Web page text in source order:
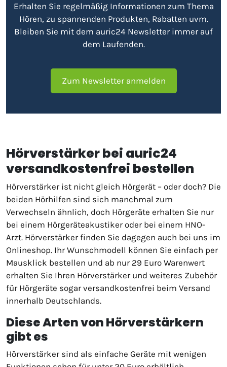
Erhalten Sie regelmäßig Informationen zum Thema
Hören, zu spannenden Produkten, Rabatten uvm.
Bleiben Sie mit dem auric24 Newsletter immer auf
dem Laufenden.
Zum Newsletter anmelden
Hörverstärker bei auric24
versandkostenfrei bestellen
Hörverstärker ist nicht gleich Hörgerät – oder doch? Die
beiden Hörhilfen sind sich manchmal zum
Verwechseln ähnlich, doch Hörgeräte erhalten Sie nur
bei einem Hörgeräteakustiker oder bei einem HNO-
Arzt. Hörverstärker finden Sie dagegen auch bei uns im
Onlineshop. Ihr Wunschmodell können Sie einfach per
Mausklick bestellen und ab nur 29 Euro Warenwert
erhalten Sie Ihren Hörverstärker und weiteres Zubehör
für Hörgeräte sogar versandkostenfrei beim Versand
innerhalb Deutschlands.
Diese Arten von Hörverstärkern
gibt es
Hörverstärker sind als einfache Geräte mit wenigen